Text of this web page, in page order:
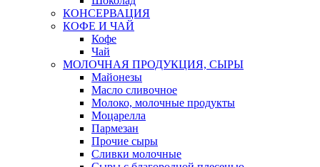
КОНСЕРВАЦИЯ
КОФЕ И ЧАЙ
Кофе
Чай
МОЛОЧНАЯ ПРОДУКЦИЯ, СЫРЫ
Майонезы
Масло сливочное
Молоко, молочные продукты
Моцарелла
Пармезан
Прочие сыры
Сливки молочные